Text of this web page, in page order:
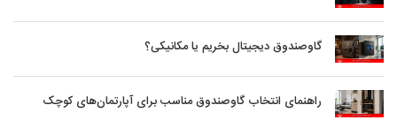
گاوصندوق دیجیتال بخریم یا مکانیکی؟
راهنمای انتخاب گاوصندوق مناسب برای آپارتمان‌های کوچک